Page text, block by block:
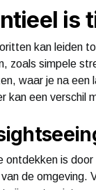
is
kan leiden
zoals simpele
waar je na een
kan een verschil
ontdekken is
de omgeving.